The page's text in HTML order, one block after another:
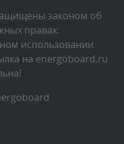
после проверки
Вчера, в 20:35
законом об
правах.
использовании
на energoboard.ru